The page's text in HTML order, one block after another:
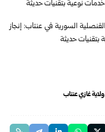
ولاية غازي عنتاب